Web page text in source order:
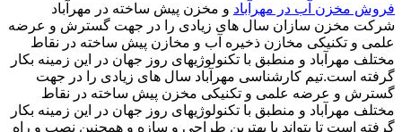
فروش مخزن آب در مهرآباد و مخزن پیش ساخته در مهرآباد
شرکت مخزن سازان سال های زیادی را در جهت گسترش و عرضه
علمی و تکنیکی مخازن ذخیره آب و مخازن پیش ساخته در نقاط
مختلف مهرآباد و منطبق با تکنولوژیهای روز جهان در این زمینه بکار
گرفته است.تیم کارشناسی مهرآباد سال های زیادی را در جهت
گسترش و عرضه علمی و تکنیکی مخزن پیش ساخته در نقاط
مختلف مهرآباد و منطبق با تکنولوژیهای روز جهان در این زمینه بکار
گرفته است تا بتواند با بهترین طراحی و سازه و همچنین نصب و راه